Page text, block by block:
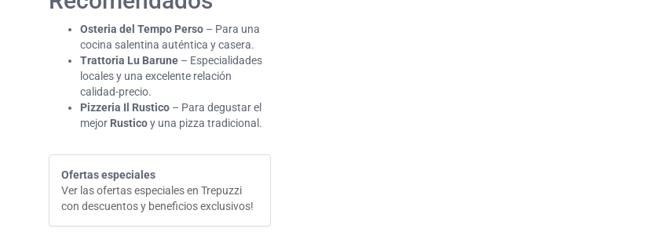
Osteria del Tempo Perso – Para una
cocina salentina auténtica y casera.
Trattoria Lu Barune – Especialidades
locales y una excelente relación
calidad-precio.
Pizzeria Il Rustico – Para degustar el
mejor Rusticoy una pizza tradicional.
Ofertas especiales
Ver las ofertas especiales en Trepuzzi
con descuentos y beneficios exclusivos!